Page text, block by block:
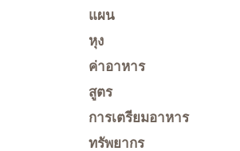
แผน
หุง
ค่าอาหาร
สูตร
การเตรียมอาหาร
ทรัพยากร